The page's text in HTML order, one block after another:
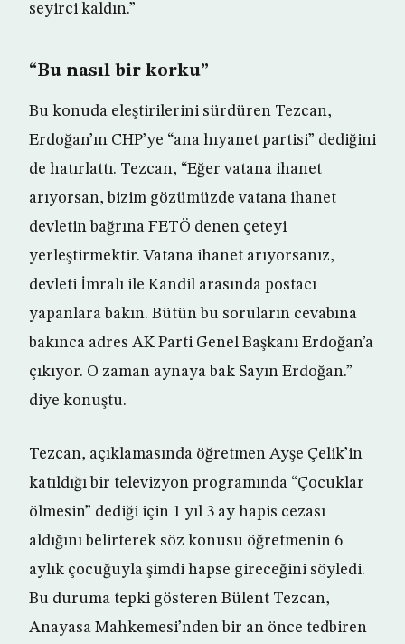
seyirci kaldın.”
“Bu nasıl bir korku”
Bu konuda eleştirilerini sürdüren Tezcan,
Erdoğan’ın CHP’ye “ana hıyanet partisi” dediğini
de hatırlattı. Tezcan, “Eğer vatana ihanet
arıyorsan, bizim gözümüzde vatana ihanet
devletin bağrına FETÖ denen çeteyi
yerleştirmektir. Vatana ihanet arıyorsanız,
devleti İmralı ile Kandil arasında postacı
yapanlara bakın. Bütün bu soruların cevabına
bakınca adres AK Parti Genel Başkanı Erdoğan’a
çıkıyor. O zaman aynaya bak Sayın Erdoğan.”
diye konuştu.
Tezcan, açıklamasında öğretmen Ayşe Çelik’in
katıldığı bir televizyon programında “Çocuklar
ölmesin” dediği için 1 yıl 3 ay hapis cezası
aldığını belirterek söz konusu öğretmenin 6
aylık çocuğuyla şimdi hapse gireceğini söyledi.
Bu duruma tepki gösteren Bülent Tezcan,
Anayasa Mahkemesi’nden bir an önce tedbiren